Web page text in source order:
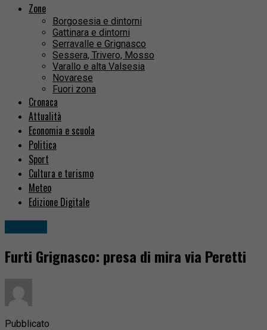
Zone
Borgosesia e dintorni
Gattinara e dintorni
Serravalle e Grignasco
Sessera, Trivero, Mosso
Varallo e alta Valsesia
Novarese
Fuori zona
Cronaca
Attualità
Economia e scuola
Politica
Sport
Cultura e turismo
Meteo
Edizione Digitale
Furti Grignasco: presa di mira via Peretti
Pubblicato